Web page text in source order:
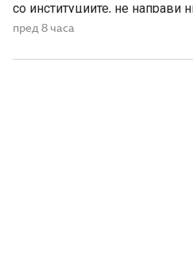
со институциите, не направи
проблемите. Проблеми со
министер за здравство, […]
пред 8 часа